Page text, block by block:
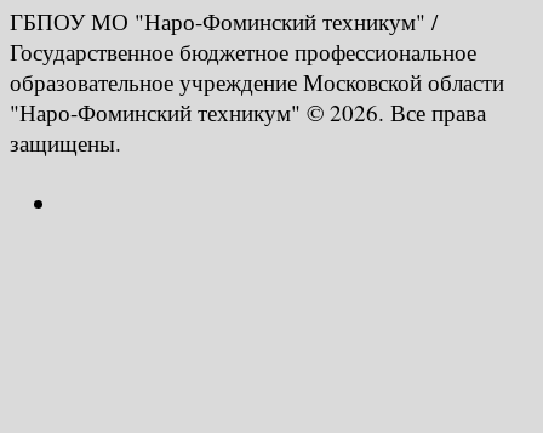
ГБПОУ МО "Наро-Фоминский техникум" /
Государственное бюджетное профессиональное
образовательное учреждение Московской области
"Наро-Фоминский техникум" © 2026. Все права
защищены.